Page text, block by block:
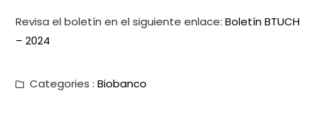
Revisa el boletín en el siguiente enlace:Boletín BTUCH
– 2024
Categories :Biobanco